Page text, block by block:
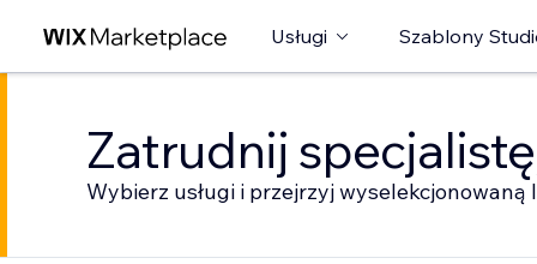
Usługi Szablony
Zatrudnij
Wybierz usługi i przejrzyj